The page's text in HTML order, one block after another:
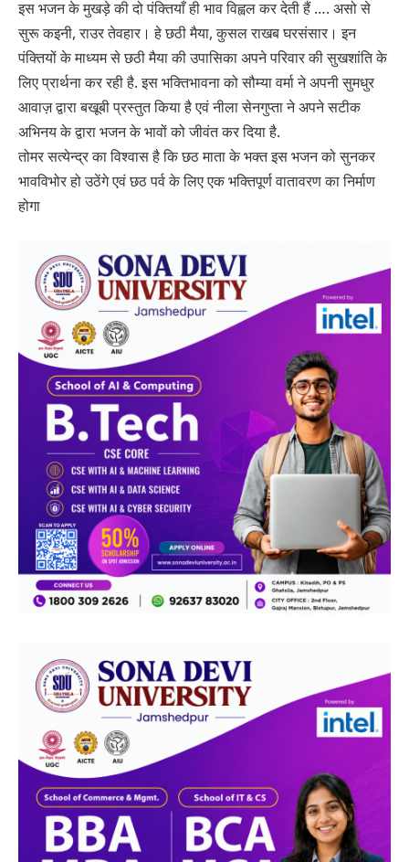
इस भजन के मुखड़े की दो पंक्तियाँ ही भाव विह्वल कर देती हैं …. असो से
सुरू कइनी, राउर तेवहार। हे छठी मैया, कुसल राखब घरसंसार। इन
पंक्तियों के माध्यम से छठी मैया की उपासिका अपने परिवार की सुखशांति के
लिए प्रार्थना कर रही है. इस भक्तिभावना को सौम्या वर्मा ने अपनी सुमधुर
आवाज़ द्वारा बखूबी प्रस्तुत किया है एवं नीला सेनगुप्ता ने अपने सटीक
अभिनय के द्वारा भजन के भावों को जीवंत कर दिया है.
तोमर सत्येन्द्र का विश्वास है कि छठ माता के भक्त इस भजन को सुनकर
भावविभोर हो उठेंगे एवं छठ पर्व के लिए एक भक्तिपूर्ण वातावरण का निर्माण
होगा